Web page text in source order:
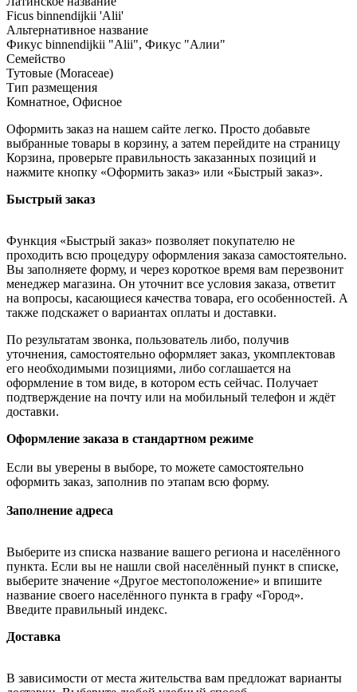
Ficus binnendijkii 'Alii'
Альтернативное название
Фикус binnendijkii "Alii", Фикус "Алии"
Семейство
Тутовые (Moraceae)
Тип размещения
Комнатное, Офисное
Оформить заказ на нашем сайте легко. Просто добавьте
выбранные товары в корзину, а затем перейдите на страницу
Корзина, проверьте правильность заказанных позиций и
нажмите кнопку «Оформить заказ» или «Быстрый заказ».
Быстрый заказ
Функция «Быстрый заказ» позволяет покупателю не
проходить всю процедуру оформления заказа самостоятельно.
Вы заполняете форму, и через короткое время вам перезвонит
менеджер магазина. Он уточнит все условия заказа, ответит
на вопросы, касающиеся качества товара, его особенностей. А
также подскажет о вариантах оплаты и доставки.
По результатам звонка, пользователь либо, получив
уточнения, самостоятельно оформляет заказ, укомплектовав
его необходимыми позициями, либо соглашается на
оформление в том виде, в котором есть сейчас. Получает
подтверждение на почту или на мобильный телефон и ждёт
доставки.
Оформление заказа в стандартном режиме
Если вы уверены в выборе, то можете самостоятельно
оформить заказ, заполнив по этапам всю форму.
Заполнение адреса
Выберите из списка название вашего региона и населённого
пункта. Если вы не нашли свой населённый пункт в списке,
выберите значение «Другое местоположение» и впишите
название своего населённого пункта в графу «Город».
Введите правильный индекс.
Доставка
В зависимости от места жительства вам предложат варианты